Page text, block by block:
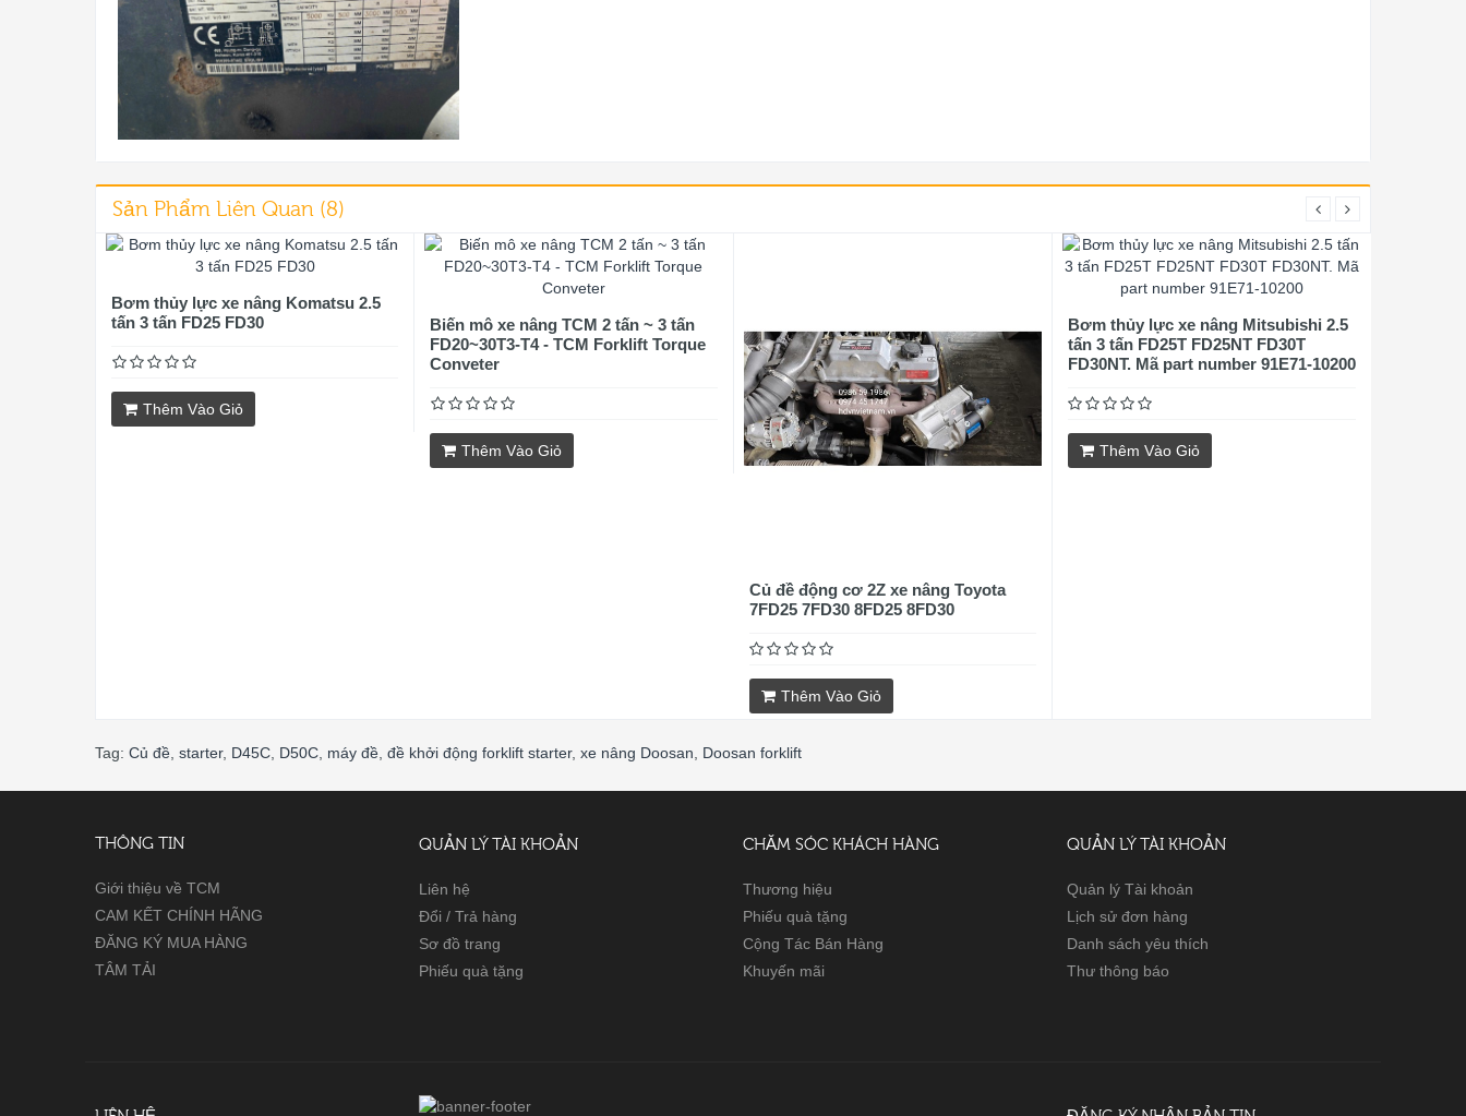
Sản Phẩm Liên Quan (8)
Bơm thủy lực xe nâng Komatsu 2.5
tấn 3 tấn FD25 FD30
Thêm Vào Giỏ
Biến mô xe nâng TCM 2 tấn ~ 3 tấn
FD20~30T3-T4 - TCM Forklift Torque
Conveter
Thêm Vào Giỏ
Củ đề động cơ 2Z xe nâng Toyota
7FD25 7FD30 8FD25 8FD30
Thêm Vào Giỏ
Bơm thủy lực xe nâng Mitsubishi 2.5
tấn 3 tấn FD25T FD25NT FD30T
FD30NT. Mã part number 91E71-10200
Thêm Vào Giỏ
Tag: Củ đề starter, D45C D50C máy đề đề khởi động forklift starter, xe nâng Doosan Doosan forklift
THÔNG TIN
Giới thiệu về TCM
CAM KẾT CHÍNH HÃNG
ĐĂNG KÝ MUA HÀNG
TÂM TẢI
QUẢN LÝ TÀI KHOẢN
Liên hệ
Đổi / Trả hàng
Sơ đồ trang
Phiếu quà tặng
CHĂM SÓC KHÁCH HÀNG
Thương hiệu
Phiếu quà tặng
Cộng Tác Bán Hàng
Khuyến mãi
QUẢN LÝ TÀI KHOẢN
Quản lý Tài khoản
Lịch sử đơn hàng
Danh sách yêu thích
Thư thông báo